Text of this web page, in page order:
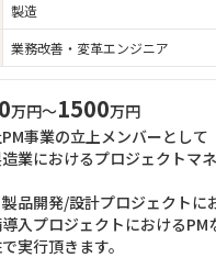
製造
業務改善・変革エンジニア
万円〜1500万円
事業の立上メンバーとして
業におけるプロジェクトマ
品開発/設計プロジェクトに
入プロジェクトにおけるPM
実行頂きます。